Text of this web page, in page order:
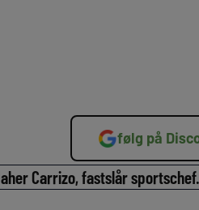
følg på
Carrizo, fastslår sportschef.